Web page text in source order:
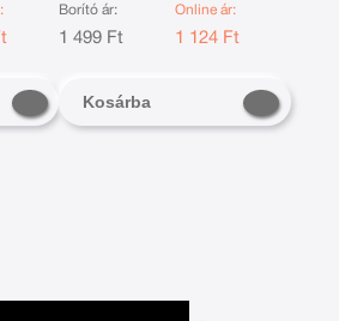
Panka
Borító ár:
1 499 Ft
Online ár:
1 124 Ft
Kosárba